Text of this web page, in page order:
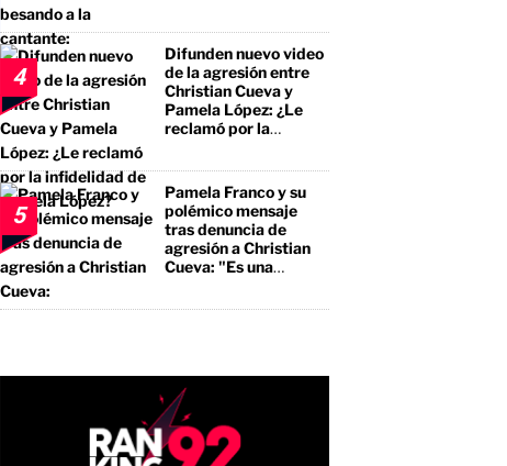
a un borracho, a un
pegalón"
4
Difunden nuevo video
de la agresión entre
Christian Cueva y
Pamela López: ¿Le
reclamó por la
5
Pamela Franco y su
polémico mensaje
tras denuncia de
agresión a Christian
Cueva: "Es una